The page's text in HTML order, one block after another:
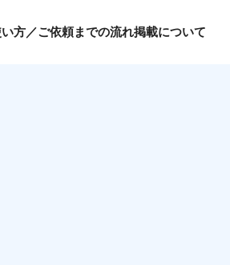
方／ご依頼までの流れ掲載について